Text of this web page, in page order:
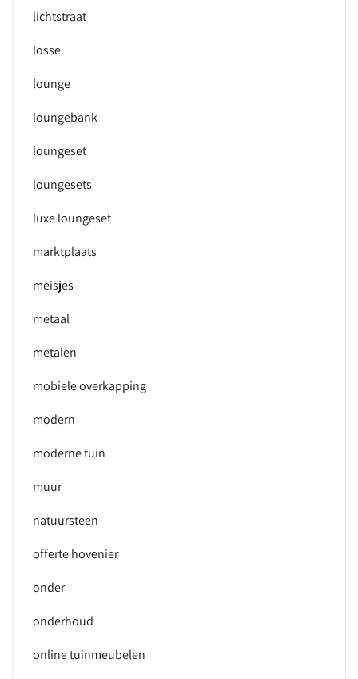
lichtstraat
losse
lounge
loungebank
loungeset
loungesets
luxe loungeset
marktplaats
meisjes
metaal
metalen
mobiele overkapping
modern
moderne tuin
muur
natuursteen
offerte hovenier
onder
onderhoud
online tuinmeubelen